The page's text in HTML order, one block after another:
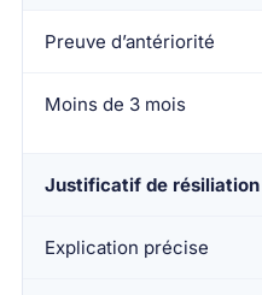
Preuve d’antériorité
Moins de 3 mois
Justificatif de résiliation
Explication précise